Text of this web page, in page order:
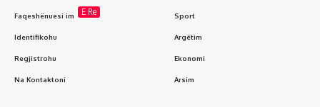
Faqeshënuesi im E Re
Identifikohu
Regjistrohu
Na Kontaktoni
Sport
Argëtim
Ekonomi
Arsim